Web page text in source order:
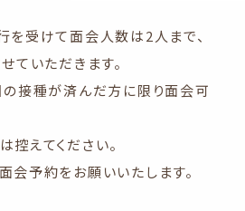
を受けて面会人数は2人まで、
ていただきます。
接種が済んだ方に限り面会可
えてください。
会予約をお願いいたします。